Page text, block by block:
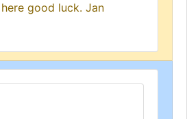
good luck. Jan